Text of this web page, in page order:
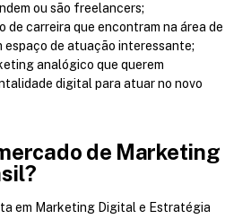
ou são freelancers;
de carreira que encontram na área de
espaço de atuação interessante;
analógico que querem
digital para atuar no novo
de Marketing
em Marketing Digital e Estratégia